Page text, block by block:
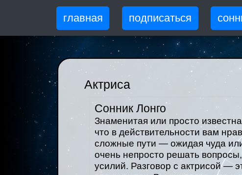
главная подписаться
Актриса
Сонник Лонго
Знаменитая или просто
что в действительности вам
сложные пути — ожидая чуда
очень непросто решать
усилий. Разговор с актрисой —